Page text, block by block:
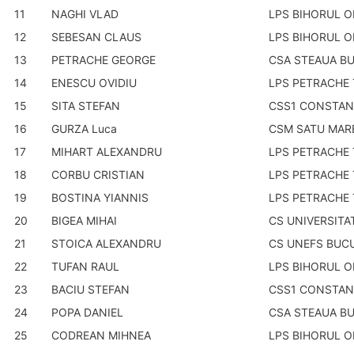
11
NAGHI VLAD
LPS BIHORUL
12
SEBESAN CLAUS
LPS BIHORUL
13
PETRACHE GEORGE
CSA STEAUA
14
ENESCU OVIDIU
LPS PETRACHE
15
SITA STEFAN
CSS1
16
GURZA Luca
CSM SATU
17
MIHART ALEXANDRU
LPS PETRACHE
18
CORBU CRISTIAN
LPS PETRACHE
19
BOSTINA YIANNIS
LPS PETRACHE
20
BIGEA MIHAI
CS
21
STOICA ALEXANDRU
CS UNEFS
22
TUFAN RAUL
LPS BIHORUL
23
BACIU STEFAN
CSS1
24
POPA DANIEL
CSA STEAUA
25
CODREAN MIHNEA
LPS BIHORUL